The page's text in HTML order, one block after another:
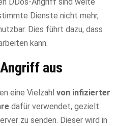
DDos-Angriff sind weite
Dienste nicht mehr,
Dies führt dazu, dass
kann.
aus
eine Vielzahl von infizierter
dafür verwendet, gezielt
zu senden. Dieser wird in